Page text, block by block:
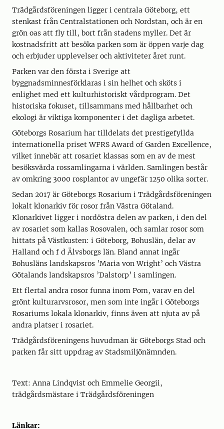
Trädgårdsföreningen ligger i centrala Göteborg, ett
stenkast från Centralstationen och Nordstan, och är en
grön oas att fly till, bort från stadens myller. Det är
kostnadsfritt att besöka parken som är öppen varje dag
och erbjuder upplevelser och aktiviteter året runt.
Parken var den första i Sverige att
byggnadsminnesförklaras i sin helhet och sköts i
enlighet med ett kulturhistoriskt vårdprogram. Det
historiska fokuset, tillsammans med hållbarhet och
ekologi är viktiga komponenter i det dagliga arbetet.
Göteborgs Rosarium har tilldelats det prestigefyllda
internationella priset WFRS Award of Garden Excellence,
vilket innebär att rosariet klassas som en av de mest
besöksvärda rossamlingarna i världen. Samlingen består
av omkring 3000 rosplantor av ungefär 1250 olika sorter.
Sedan 2017 är Göteborgs Rosarium i Trädgårdsföreningen
lokalt klonarkiv för rosor från Västra Götaland.
Klonarkivet ligger i nordöstra delen av parken, i den del
av rosariet som kallas Rosovalen, och samlar rosor som
hittats på Västkusten: i Göteborg, Bohuslän, delar av
Halland och f d Älvsborgs län. Bland annat ingår
Bohusläns landskapsros ’Maria von Wright’ och Västra
Götalands landskapsros ’Dalstorp’ i samlingen.
Ett flertal andra rosor funna inom Pom, varav en del
grönt kulturarvsrosor, men som inte ingår i Göteborgs
Rosariums lokala klonarkiv, finns även att njuta av på
andra platser i rosariet.
Trädgårdsföreningens huvudman är Göteborgs Stad och
parken får sitt uppdrag av Stadsmiljönämnden.
Text: Anna Lindqvist och Emmelie Georgii,
trädgårdsmästare i Trädgårdsföreningen
Länkar: